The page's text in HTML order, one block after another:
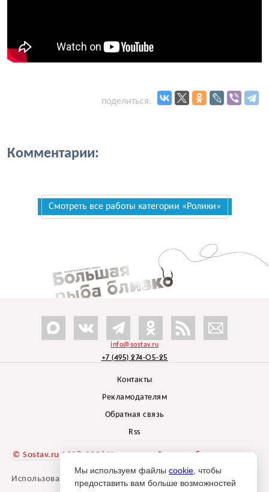
поделиться:
Комментарии:
Смотреть все работы категории «Ролики»
info@sostav.ru
+7 (495) 274-05-25
Контакты
Рекламодателям
Обратная связь
Rss
© Sostav.ru 1998-2026 Независимый проектбрендингового
агентства Depot
Использование материалов Sostav.ru допустимо только при
Мы используем файлы cookie , чтобы
предоставить вам больше возможностей